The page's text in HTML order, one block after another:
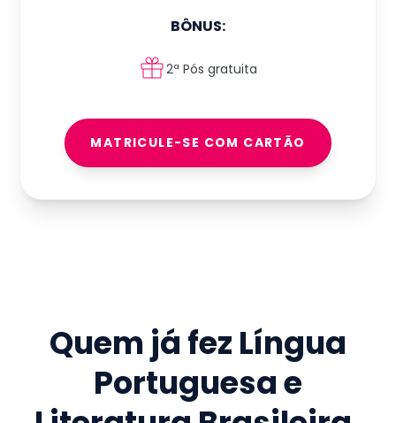
BÔNUS:
2ª Pós gratuita
MATRICULE-SE COM CARTÃO
Quem já fez Língua
Portuguesa e